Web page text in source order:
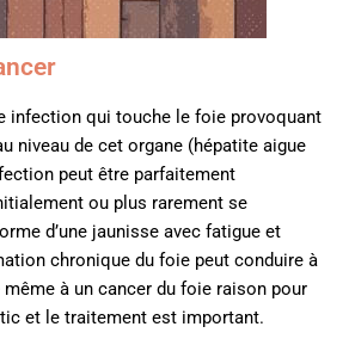
infection qui touche le foie provoquant
niveau de cet organe (hépatite aigue
peut être parfaitement
ou plus rarement se
d’une jaunisse avec fatigue et
chronique du foie peut conduire à
même à un cancer du foie raison pour
et le traitement est important.